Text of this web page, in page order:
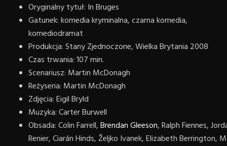
Oryginalny tytuł: In Bruges
Gatunek: komedia kryminalna, czarna komedia,
komediodramat
Produkcja: Stany Zjednoczone, Wielka Brytania 2008
Czas trwania: 107 min.
Scenariusz: Martin McDonagh
Reżyseria: Martin McDonagh
Zdjęcia: Eigil Bryld
Muzyka: Carter Burwell
Obsada: Colin Farrell,Brendan Gleeson, Ralph Fiennes,
Renier, Ciarán Hinds, Željko Ivanek, Elizabeth Berrington,